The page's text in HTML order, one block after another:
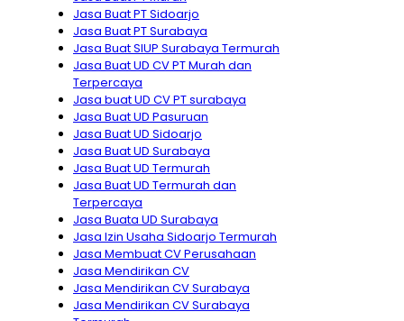
Jasa Buat PT Sidoarjo
Jasa Buat PT Surabaya
Jasa Buat SIUP Surabaya Termurah
Jasa Buat UD CV PT Murah dan
Terpercaya
Jasa buat UD CV PT surabaya
Jasa Buat UD Pasuruan
Jasa Buat UD Sidoarjo
Jasa Buat UD Surabaya
Jasa Buat UD Termurah
Jasa Buat UD Termurah dan
Terpercaya
Jasa Buata UD Surabaya
Jasa Izin Usaha Sidoarjo Termurah
Jasa Membuat CV Perusahaan
Jasa Mendirikan CV
Jasa Mendirikan CV Surabaya
Jasa Mendirikan CV Surabaya